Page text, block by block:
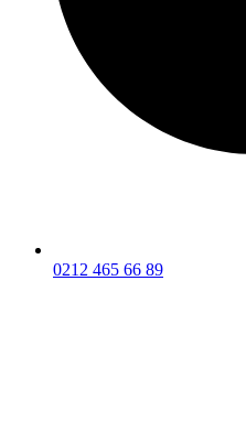
0212 465 66 89